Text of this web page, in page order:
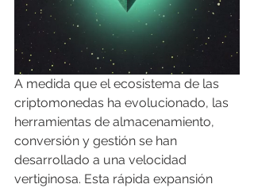
A medida que el ecosistema de las
criptomonedas ha evolucionado, las
herramientas de almacenamiento,
conversión y gestión se han
desarrollado a una velocidad
vertiginosa. Esta rápida expansión